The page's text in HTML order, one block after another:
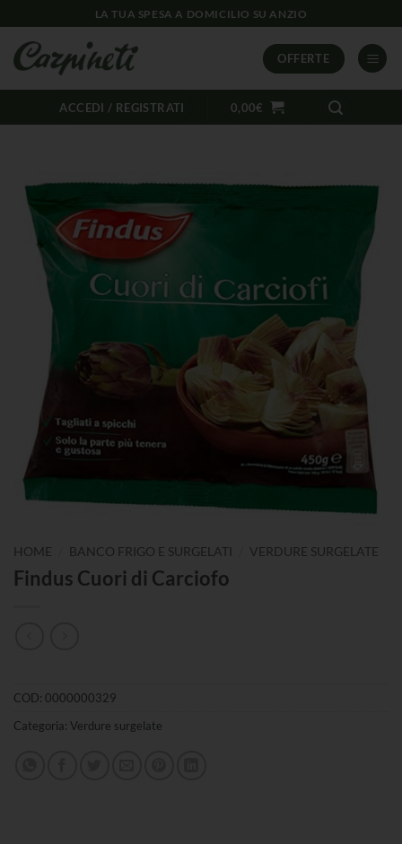
LA TUA SPESA A DOMICILIO SU ANZIO
OFFERTE
ACCEDI / REGISTRATI 0,00€
HOME BANCO FRIGO E SURGELATI VERDURE SURGELATE
Findus Cuori di Carciofo
COD: 0000000329
Categoria: Verdure surgelate